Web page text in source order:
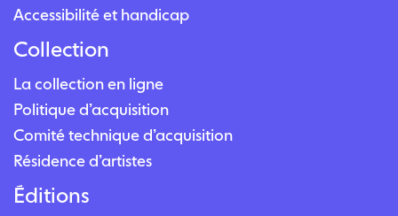
Accessibilité et handicap
Collection
La collection en ligne
Politique d’acquisition
Comité technique d’acquisition
Résidence d’artistes
Éditions